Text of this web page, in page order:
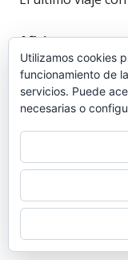
Aficiones
Le gustaban los
tiempo libre que
su familia, bien
un precioso
Sierra
viajando y
pasado todos
y nada hacía
un excelente
Utilizamos cookies
funcionamiento de
servicios. Puede
necesarias o